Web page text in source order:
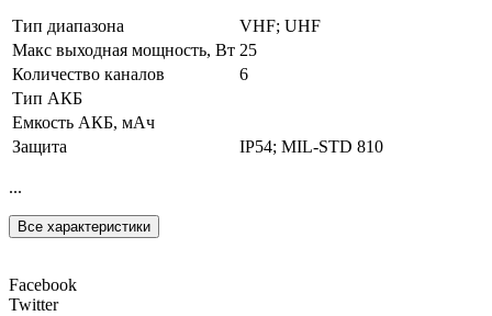
Тип диапазона
VHF; UHF
Макс выходная мощность, Вт 25
Количество каналов
6
Тип АКБ
Емкость АКБ, мАч
Защита
IP54; MIL-STD 810
...
Все характеристики
Facebook
Twitter